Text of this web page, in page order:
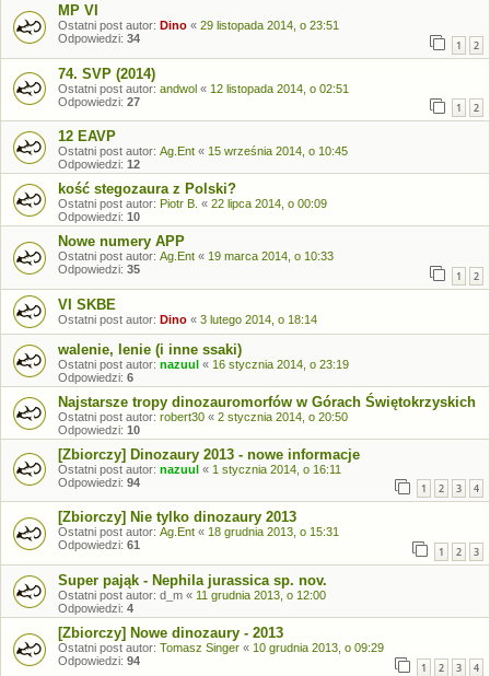
MP VI
Ostatni post autor: Dino « 29 listopada 2014, o 23:51
Odpowiedzi: 34 1 2
74. SVP (2014)
Ostatni post autor: andwol « 12 listopada 2014, o 02:51
Odpowiedzi: 27 1 2
12 EAVP
Ostatni post autor: Ag.Ent « 15 września 2014, o 10:45
Odpowiedzi: 12
kość stegozaura z Polski?
Ostatni post autor: Piotr B. « 22 lipca 2014, o 00:09
Odpowiedzi: 10
Nowe numery APP
Ostatni post autor: Ag.Ent « 19 marca 2014, o 10:33
Odpowiedzi: 35 1 2
VI SKBE
Ostatni post autor: Dino « 3 lutego 2014, o 18:14
walenie, lenie (i inne ssaki)
Ostatni post autor: nazuul « 16 stycznia 2014, o 23:19
Odpowiedzi: 6
Najstarsze tropy dinozauromorfów w Górach Świętokrzyskich
Ostatni post autor: robert30 « 2 stycznia 2014, o 20:50
Odpowiedzi: 10
[Zbiorczy] Dinozaury 2013 - nowe informacje
Ostatni post autor: nazuul « 1 stycznia 2014, o 16:11
Odpowiedzi: 94 1 2 3 4
[Zbiorczy] Nie tylko dinozaury 2013
Ostatni post autor: Ag.Ent « 18 grudnia 2013, o 15:31
Odpowiedzi: 61 1 2 3
Super pająk - Nephila jurassica sp. nov.
Ostatni post autor: d_m « 11 grudnia 2013, o 12:00
Odpowiedzi: 4
[Zbiorczy] Nowe dinozaury - 2013
Ostatni post autor: Tomasz Singer « 10 grudnia 2013, o 09:29
Odpowiedzi: 94 1 2 3 4